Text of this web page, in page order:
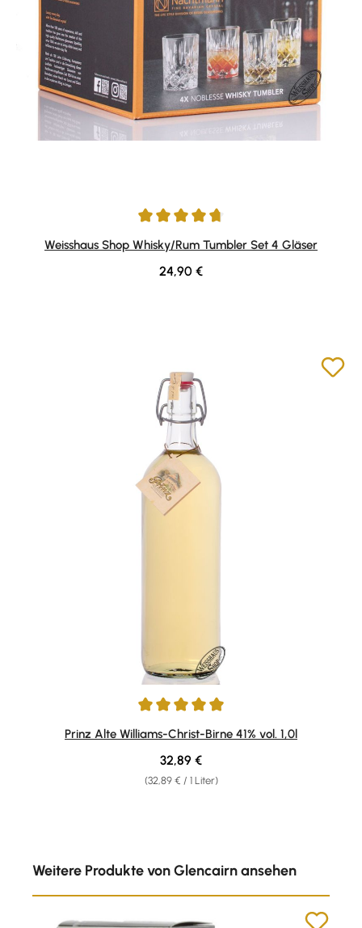
Durchschnittliche Bewertung von 4.81 von 5 Sternen
Weisshaus Shop Whisky/Rum Tumbler Set 4 Gläser
Regulärer Preis:
24,90 €
Durchschnittliche Bewertung von 4.95 von 5 Sternen
Prinz Alte Williams-Christ-Birne 41% vol. 1,0l
(32,89 € / 1 Liter)
Regulärer Preis:
32,89 €
Weitere Produkte von Glencairn ansehen